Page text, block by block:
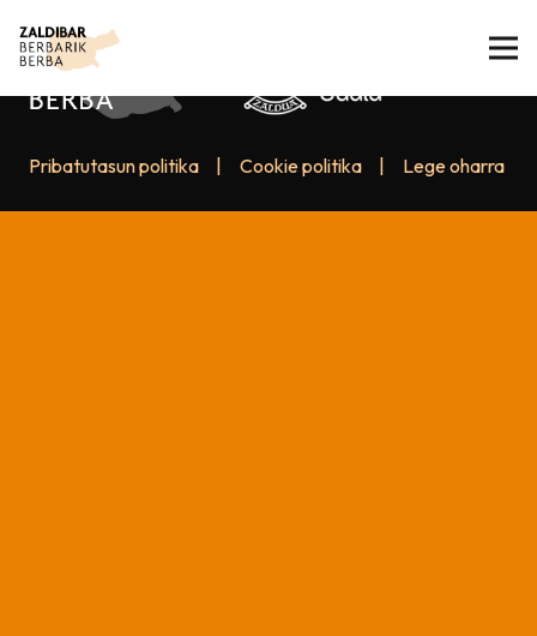
Pribatutasun politika Cookie politika Lege oharra